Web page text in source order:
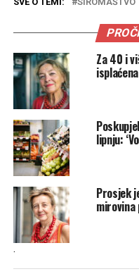
Za 40 i
lipnju:
Prosjek
mirovina
.